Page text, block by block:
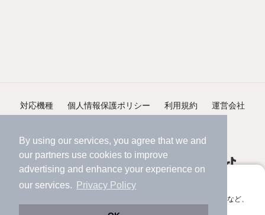
By using our services, you agree that we and
our partners use cookies to improve
advertising and enhance your experience on
our services.
Privacy Policy
アプリに切り替えて、サクサクお部屋探し
会員登録なしですぐ使える。マップ検索やお気に入り保存など、
対応機種 個人情報保護ポリシー 利用規約 運営会社
©NIFTY Lifestyle Co., Ltd.